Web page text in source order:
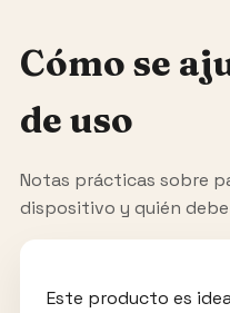
Cómo se
de uso
Notas prácticas sobre
dispositivo y quién
Este producto es